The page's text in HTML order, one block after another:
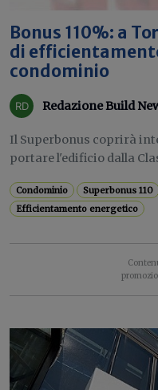
Bonus 110%: a
di
condominio
Redazione Build
Il Superbonus coprirà
portare l'edificio dalla
Condominio Superbonus 110
Efficientamento energetico